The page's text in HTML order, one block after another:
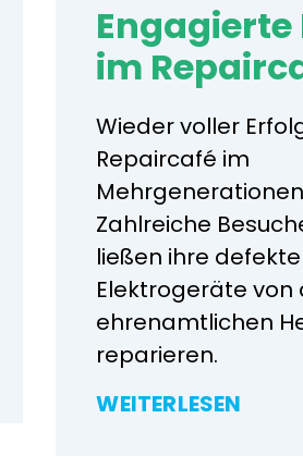
Engagierte
im
Wieder voller
Repaircafé im
Zahlreiche
ließen ihre
Elektrogeräte von
ehrenamtlichen
reparieren.
WEITERLESEN